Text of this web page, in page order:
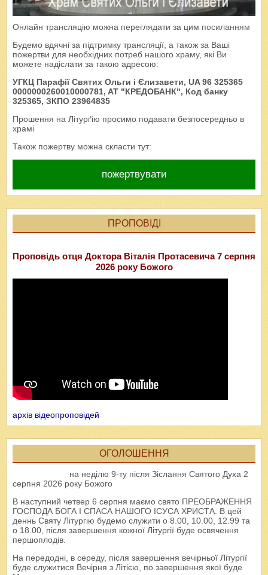
Онлайн трансляцію можна переглядати за цим посиланням
Будемо вдячні за підтримку трансляції, а також за Ваші
пожертви для необхідних потреб нашого храму, які Ви
можете надіслати за такою адресою:
УГКЦ Парафії Святих Ольги і Єлизавети, UA 96 325365
0000000260010000781, AT "КРЕДОБАНК", Код банку
325365, ЗКПО 23964835
Прошення на Літурґію просимо подавати безпосередньо в
храмі
Також пожертву можна скласти тут:
пожертвувати
ПРОПОВІДІ
Проповідь отця Доктора Віталія Протасевича 7 серпня
2026 року Божого
архів відеопроповідей
ОГОЛОШЕННЯ
на неділю 9-ту після Зіслання Святого Духа 2
серпня 2026 року Божого
В наступний четвер 6 серпня маємо свято ПРЕОБРАЖЕННЯ
ГОСПОДА БОГА І СПАСА НАШОГО ІСУСА ХРИСТА. В цей
деннь Святу Літургію будемо служити о 8.00, 10.00, 12.99 та
о 18.00, після завершення кожної Літургії буде освячення
першоплодів.
На передодні, в середу, після завершення вечірньої Літургії
буде служитися Вечірня з Літією, по завершення якої буде